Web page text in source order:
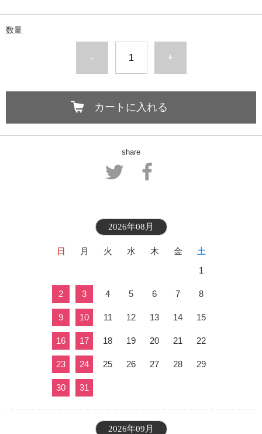
数量
- +
カートに入れる
share
2026年08月
日 月 火 水 木 金
土
1
2 3 4 5 6 7 8
9 10 11 12 13 14 15
16 17 18 19 20 21 22
23 24 25 26 27 28 29
30 31
2026年09月